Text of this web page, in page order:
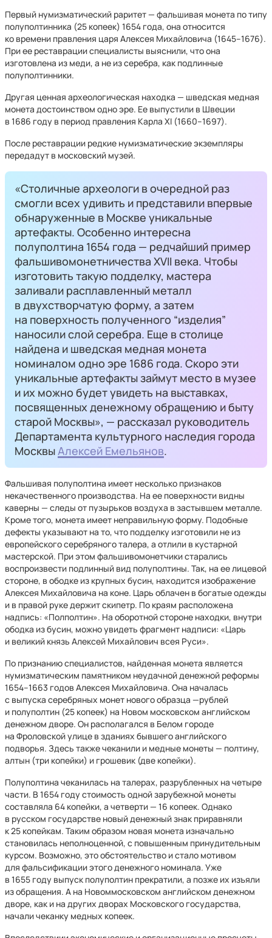
Первый нумизматический раритет — фальшивая монета по типу
полуполтинника (25 копеек) 1654 года, она относится
ко времени правления царя Алексея Михайловича (1645–1676).
При ее реставрации специалисты выяснили, что она
изготовлена из меди, а не из серебра, как подлинные
полуполтинники.
Другая ценная археологическая находка — шведская медная
монета достоинством одно эре. Ее выпустили в Швеции
в 1686 году в период правления Карла XI (1660–1697).
После реставрации редкие нумизматические экземпляры
передадут в московский музей.
«Столичные археологи в очередной раз
смогли всех удивить и представили впервые
обнаруженные в Москве уникальные
артефакты. Особенно интересна
полуполтина 1654 года — редчайший пример
фальшивомонетничества XVII века. Чтобы
изготовить такую подделку, мастера
заливали расплавленный металл
в двухстворчатую форму, а затем
на поверхность полученного “изделия”
наносили слой серебра. Еще в столице
найдена и шведская медная монета
номиналом одно эре 1686 года. Скоро эти
уникальные артефакты займут место в музее
и их можно будет увидеть на выставках,
посвященных денежному обращению и быту
старой Москвы», — рассказал руководитель
Департамента культурного наследия города
МосквыАлексей Емельянов.
Фальшивая полуполтина имеет несколько признаков
некачественного производства. На ее поверхности видны
каверны — следы от пузырьков воздуха в застывшем металле.
Кроме того, монета имеет неправильную форму. Подобные
дефекты указывают на то, что подделку изготовили не из
европейского серебряного талера, а отлили в кустарной
мастерской. При этом фальшивомонетчики старались
воспроизвести подлинный вид полуполтины. Так, на ее лицевой
стороне, в ободке из крупных бусин, находится изображение
Алексея Михайловича на коне. Царь облачен в богатые одежды
и в правой руке держит скипетр. По краям расположена
надпись: «Полполтин». На оборотной стороне находки, внутри
ободка из бусин, можно увидеть фрагмент надписи: «Царь
и великий князь Алексей Михайлович всея Руси».
По признанию специалистов, найденная монета является
нумизматическим памятником неудачной денежной реформы
1654–1663 годов Алексея Михайловича. Она началась
с выпуска серебряных монет нового образца —рублей
и полуполтин (25 копеек) на Новом московском английском
денежном дворе. Он располагался в Белом городе
на Фроловской улице в зданиях бывшего английского
подворья. Здесь также чеканили и медные монеты — полтину,
алтын (три копейки) и грошевик (две копейки).
Полуполтина чеканилась на талерах, разрубленных на четыре
части. В 1654 году стоимость одной зарубежной монеты
составляла 64 копейки, а четверти — 16 копеек. Однако
в русском государстве новый денежный знак приравняли
к 25 копейкам. Таким образом новая монета изначально
становилась неполноценной, с повышенным принудительным
курсом. Возможно, это обстоятельство и стало мотивом
для фальсификации этого денежного номинала. Уже
в 1655 году выпуск полуполтин прекратили, а позже их изъяли
из обращения. А на Новоммосковском английском денежном
дворе, как и на других дворах Московского государства,
начали чеканку медных копеек.